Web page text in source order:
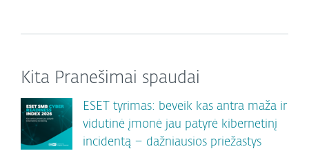
Kita Pranešimai spaudai
ESET tyrimas: beveik kas antra maža ir
vidutinė įmonė jau patyrė kibernetinį
incidentą – dažniausios priežastys